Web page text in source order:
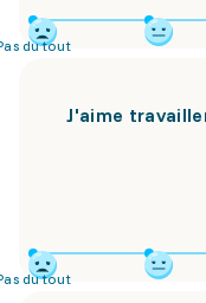
du tout
J'aime
du tout